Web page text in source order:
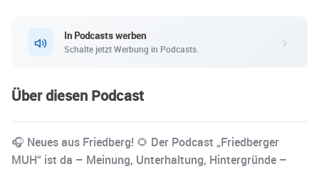
In Podcasts werben
Schalte jetzt Werbung in Podcasts.
Über diesen Podcast
🎧 Neues aus Friedberg! 🌻 Der Podcast „Friedberger
MUH“ ist da – Meinung, Unterhaltung, Hintergründe –